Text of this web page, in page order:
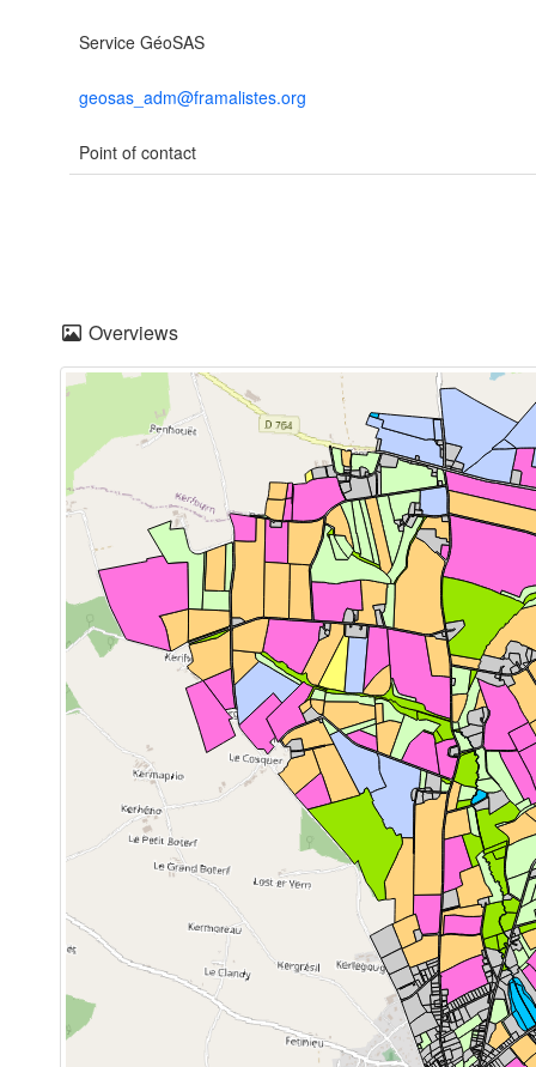
Service GéoSAS
geosas_adm@framalistes.org
Point of contact
Overviews